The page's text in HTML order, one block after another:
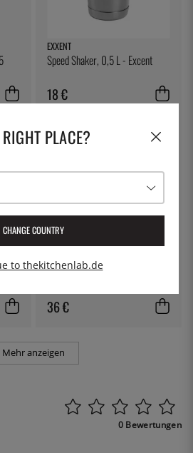
EXXENT
Speed Shaker, 0,5 L - Excent
18 €
100% CHEF
Eiswürfel, klar - 100% Chef
36 €
Mehr anzeigen
0 Bewertungen
PLACE?
CHANGE COUNTRY
to thekitchenlab.de